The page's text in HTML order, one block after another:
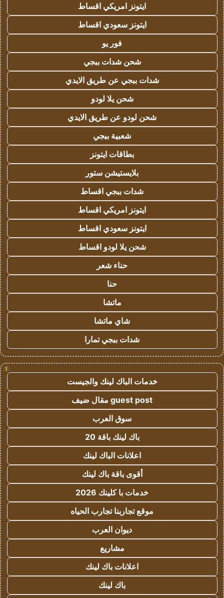
ايتونز امريكي اقساط
ايتونز سعودي اقساط
فور يو
شحن شدات ببجي
شدات ببجي عن طريق الايدي
شحن يلا لودو
شحن لودو عن طريق الايدي
شعبية ببجي
بطاقات ايتونز
بلايستيشن ستور
شدات ببجي اقساط
ايتونز امريكي اقساط
ايتونز سعودي اقساط
شحن يلا لودو اقساط
حناء شعر
حنا
ماتشا
شاي ماتشا
شدات ببجي تمارا
!
خدمات الباك لينك والجيست
guest post مقال ضيف
سوق العرب
باك لينك باقة 20
اعلانات الباك لينك
أقوى باقة باك لينك
خدمات با كلينك 2026
موقع تجاربنا تجارب الحياه
ديوان العرب
مشاريع
اعلانات باك لينك
باك لينك